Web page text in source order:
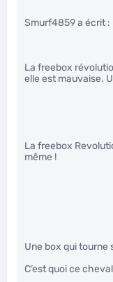
Smurf4859 a écrit :
La freebox
elle est mauvaise.
La freebox
même !
Une box qui tourne
C’est quoi ce